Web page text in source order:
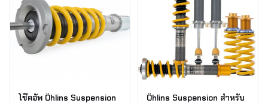
โช๊คอัพ Öhlins Suspension
Öhlins Suspension สำหรับ